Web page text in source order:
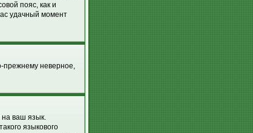
пояс, как и
удачный момент
прежнему неверное,
на ваш язык.
языкового